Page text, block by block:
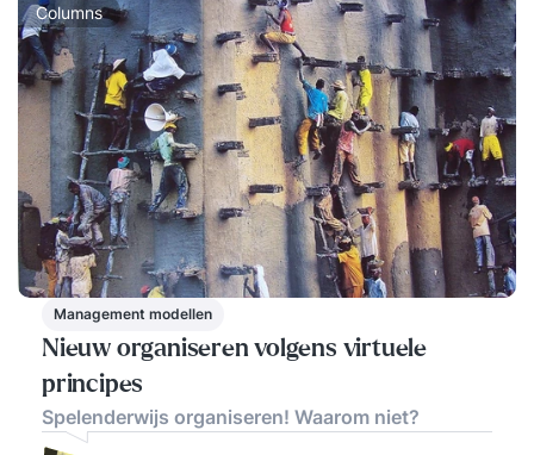
Columns
Management modellen
Nieuw organiseren volgens virtuele
principes
Spelenderwijs organiseren! Waarom niet?